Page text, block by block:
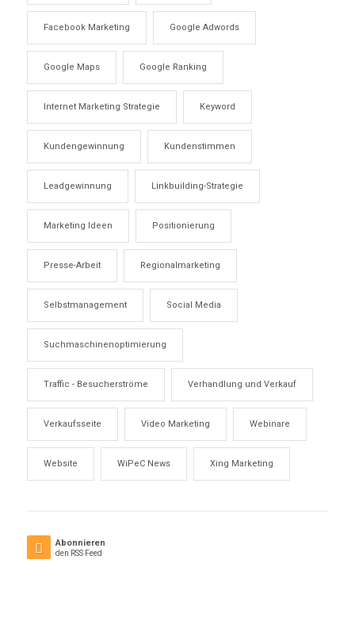
Facebook Marketing Google Adwords
Google Maps Google Ranking
Internet Marketing Strategie Keyword
Kundengewinnung Kundenstimmen
Leadgewinnung Linkbuilding-Strategie
Marketing Ideen Positionierung
Presse-Arbeit Regionalmarketing
Selbstmanagement Social Media
Suchmaschinenoptimierung
Traffic - Besucherströme Verhandlung und Verkauf
Verkaufsseite Video Marketing Webinare
Website WiPeC News Xing Marketing
Abonnieren
den RSS Feed